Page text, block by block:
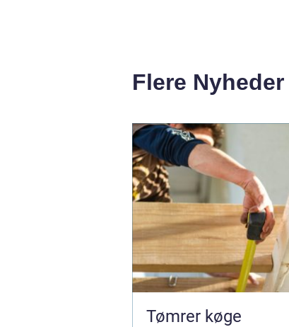
Flere Nyheder
Tømrer køge